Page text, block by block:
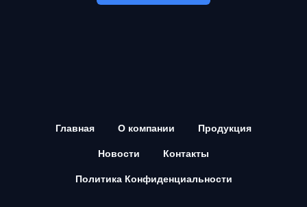
Главная О компании Продукция
Новости Контакты
Политика Конфиденциальности